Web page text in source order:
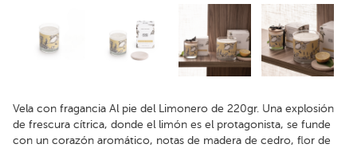
Vela con fragancia Al pie del Limonero de 220gr. Una explosión
de frescura cítrica, donde el limón es el protagonista, se funde
con un corazón aromático, notas de madera de cedro, flor de